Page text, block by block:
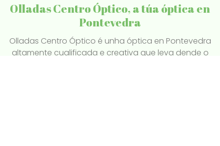
Olladas Centro Óptico, a túa óptica en
Pontevedra
Olladas Centro Óptico é unha óptica en Pontevedra
altamente cualificada e creativa que leva dende o